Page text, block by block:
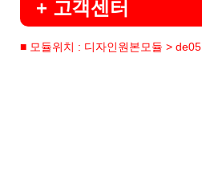
+ 고객센터
■ 모듈위치 : 디자인원본모듈 > de05